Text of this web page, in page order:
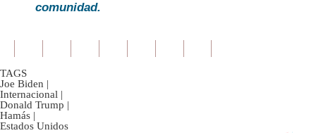
comunidad.
TAGS
Joe Biden |
Internacional |
Donald Trump |
Hamás |
Estados Unidos